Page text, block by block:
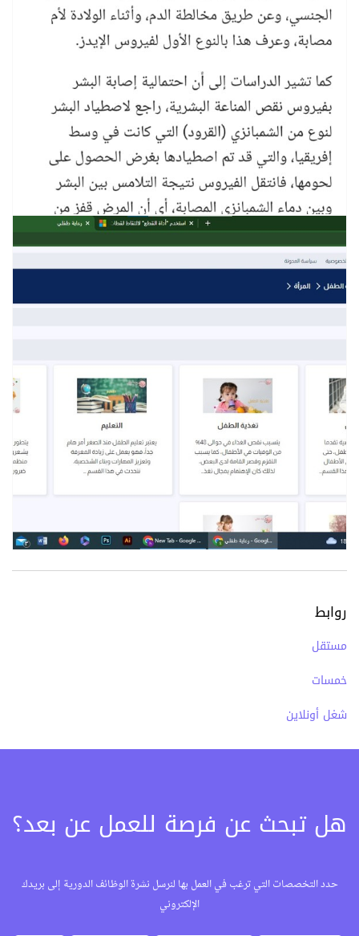
روابط
مستقل
خمسات
شغل أونلاين
هل تبحث عن فرصة للعمل عن بعد؟
حدد التخصصات التي ترغب في العمل بها لنرسل نشرة الوظائف الدورية إلى بريدك
الإلكتروني